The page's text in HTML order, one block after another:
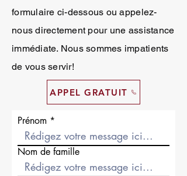
formulaire ci-dessous ou appelez-
nous directement pour une assistance
immédiate. Nous sommes impatients
de vous servir!
APPEL GRATUIT
Prénom
Nom de famille